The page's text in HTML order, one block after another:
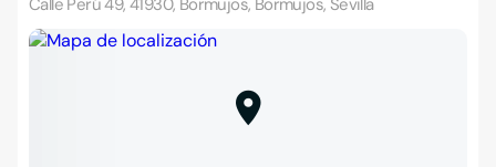
Calle Perú 49, 41930, Bormujos, Bormujos, Sevilla